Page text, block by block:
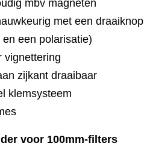
mbv magneten
met een draaiknop
een polarisatie)
vignettering
zijkant draaibaar
klemsysteem
voor 100mm-filters